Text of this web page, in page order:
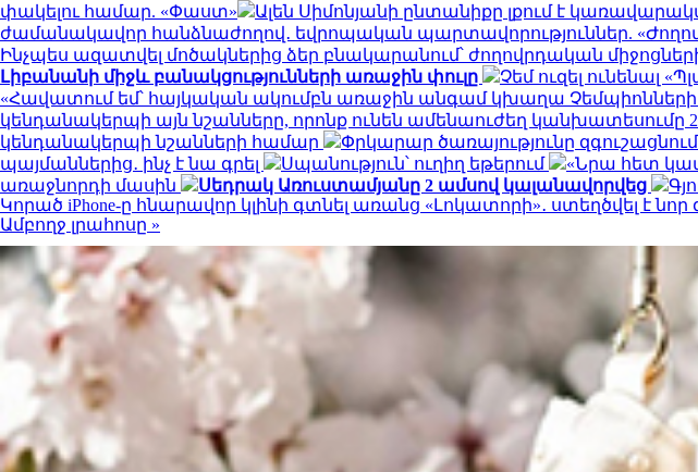
փակելու համար. «Փաստ»
Ալեն Սիմոնյանի ընտանիքը լքում է
ժամանակավոր հանձնաժողով․ եվրոպական պարտավորություններ.
Ինչպես ազատվել մոծակներից ձեր բնակարանում՝ ժողովրդական
Լիբանանի միջև բանակցությունների առաջին փուլը
Չեմ ուզել ունենալ
«Հավատում եմ՝ հայկական ակումբն առաջին անգամ կխաղա Չեմպիոնների
կենդանակերպի այն նշանները, որոնք ունեն ամենաուժեղ կանխատեսումը
կենդանակերպի նշանների համար
Փրկարար ծառայությունը
պայմաններից․ ինչ է նա գրել
Սպանություն՝ ուղիղ եթերում
«Նրա հետ
առաջնորդի մասին
Սեդրակ Առուստամյանը 2 ամսով կալանավորվեց
Կորած iPhone-ը հնարավոր կլինի գտնել առանց «Լոկատորի»․ ստեղծվել է նոր
Ամբողջ լրահոսը »